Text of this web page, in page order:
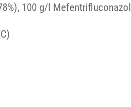
100 g/l Mefentrifluconazol